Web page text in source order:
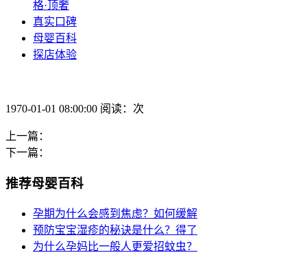
格·顶奢
真实口碑
母婴百科
探店体验
1970-01-01 08:00:00 阅读：次
上一篇：
下一篇：
推荐母婴百科
孕期为什么会感到焦虑？如何缓解
预防宝宝湿疹的秘诀是什么？得了
为什么孕妈比一般人更爱招蚊虫？